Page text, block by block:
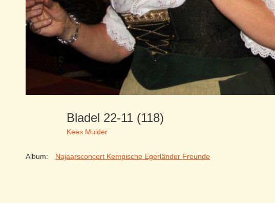
Bladel 22-11 (118)
Kees Mulder
Album: Najaarsconcert Kempische Egerländer Freunde